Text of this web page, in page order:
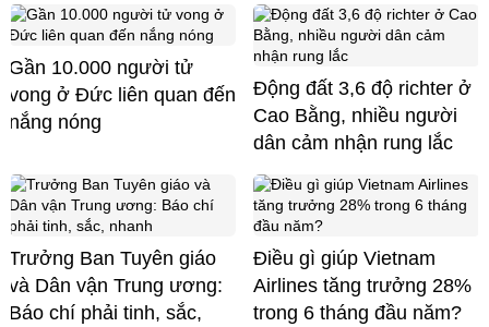
Gần 10.000 người tử
vong ở Đức liên quan đến
nắng nóng
Động đất 3,6 độ richter ở
Cao Bằng, nhiều người
dân cảm nhận rung lắc
Trưởng Ban Tuyên giáo
và Dân vận Trung ương:
Báo chí phải tinh, sắc,
Điều gì giúp Vietnam
Airlines tăng trưởng 28%
trong 6 tháng đầu năm?